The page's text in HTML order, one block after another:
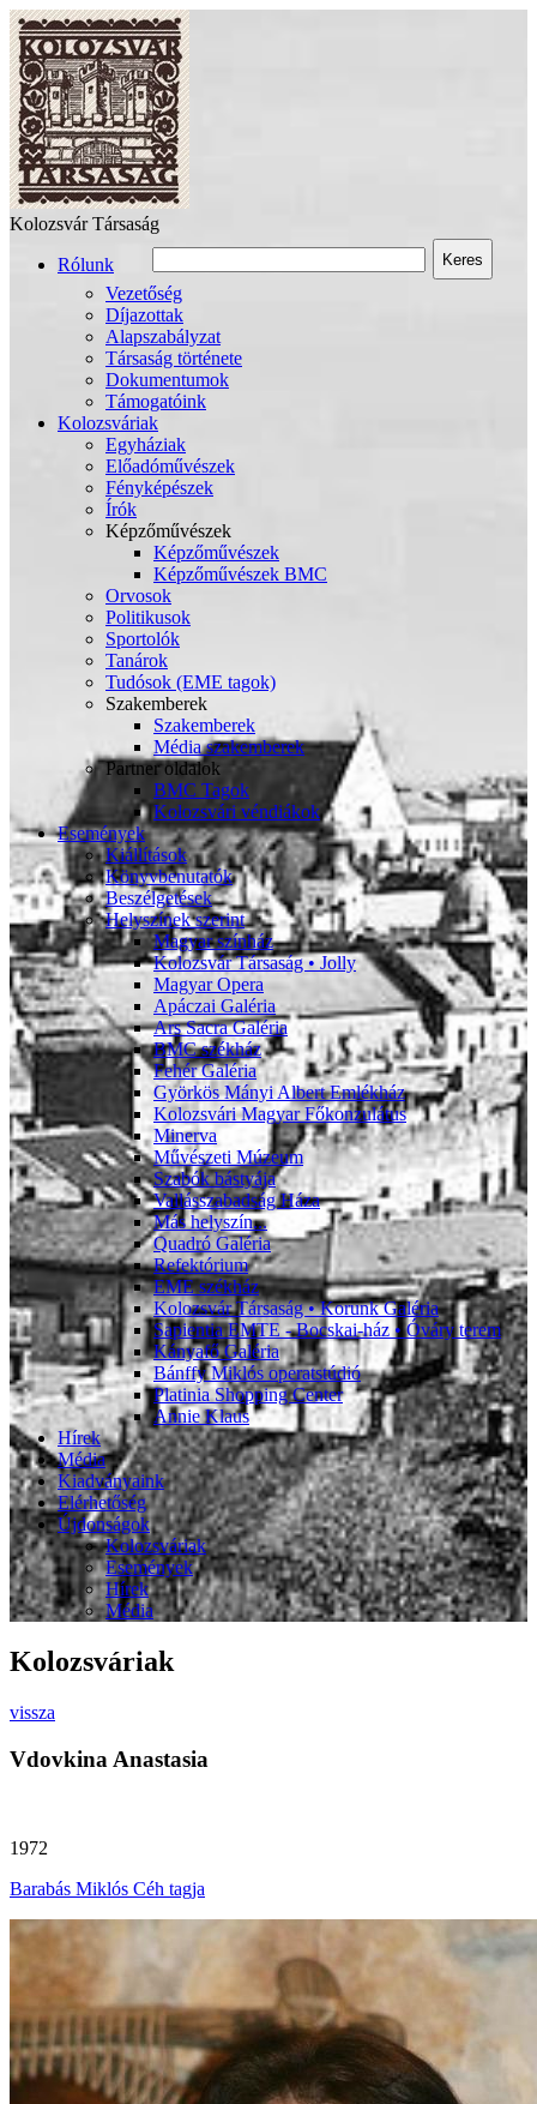
Kolozsvár Társaság
Keres
Rólunk
Vezetőség
Díjazottak
Alapszabályzat
Társaság története
Dokumentumok
Támogatóink
Kolozsváriak
Egyháziak
Előadóművészek
Fényképészek
Írók
Képzőművészek
Képzőművészek
Képzőművészek BMC
Orvosok
Politikusok
Sportolók
Tanárok
Tudósok (EME tagok)
Szakemberek
Szakemberek
Média szakemberek
Partner oldalok
BMC Tagok
Kolozsvári véndiákok
Események
Kiállítások
Könyvbenutatók
Beszélgetések
Helyszínek szerint
Magyar színház
Kolozsvár Társaság • Jolly
Magyar Opera
Apáczai Galéria
Ars Sacra Galéria
BMC székház
Fehér Galéria
Györkös Mányi Albert Emlékház
Kolozsvári Magyar Főkonzulátus
Minerva
Művészeti Múzeum
Szabók bástyája
Vallásszabadság Háza
Más helyszín...
Quadró Galéria
Refektórium
EME székház
Kolozsvár Társaság • Korunk Galéria
Sapientia EMTE - Bocskai-ház • Óváry terem
Kányafő Galéria
Bánffy Miklós operatstúdió
Platinia Shopping Center
Annie Klaus
Hírek
Média
Kiadványaink
Elérhetőség
Újdonságok
Kolozsváriak
Események
Hírek
Média
Kolozsváriak
vissza
Vdovkina Anastasia
1972
Barabás Miklós Céh tagja